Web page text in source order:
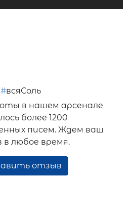
#всяСоль
в нашем арсенале
более 1200
писем. Ждем ваш
любое время.
отзыв